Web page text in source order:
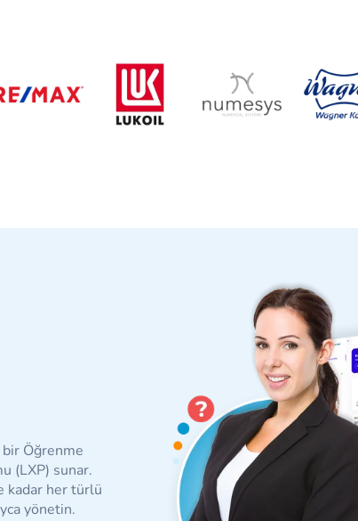
Öğrenme
(LXP) sunar.
kadar her türlü
yönetin.